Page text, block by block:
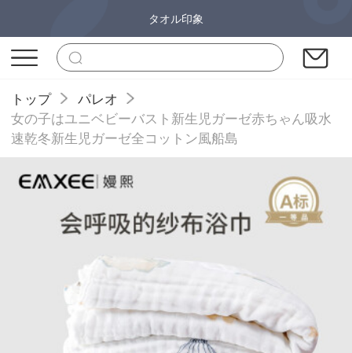
タオル印象
トップ
パレオ
女の子はユニベビーバスト新生児ガーゼ赤ちゃん吸水
速乾冬新生児ガーゼ全コットン風船島